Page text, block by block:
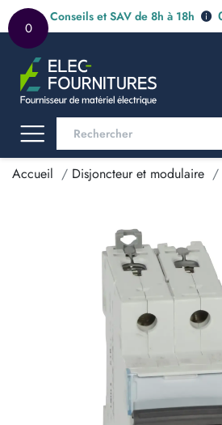
0
Conseils et SAV de 8h à 18h
Accueil Disjoncteur et modulaire